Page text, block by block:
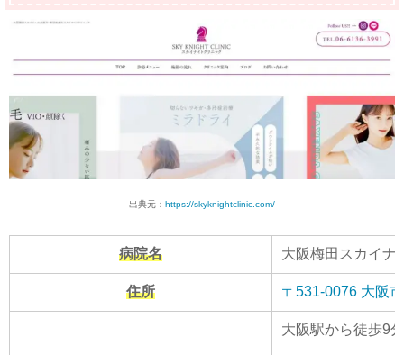
出典元： https://skyknightclinic.com/
病院名 大阪梅田スカイナ
住所 〒531-0076 大阪
大阪駅から徒歩9分